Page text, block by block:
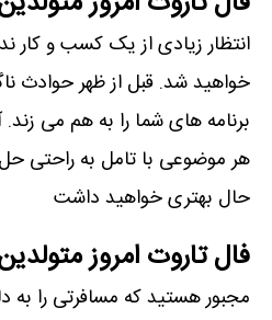
انتظار زیادی از یک کسب و کار
خواهید شد. قبل از ظهر حوادث
برنامه های شما را به هم می
هر موضوعی با تامل به
حال بهتری خواهید داشت
فال تاروت امروز
مجبور هستید که مسافرتی را به